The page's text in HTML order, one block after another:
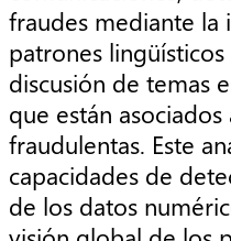
fraudes mediante la
patrones
discusión de temas
que están
fraudulentas. Este
capacidades de
de los datos